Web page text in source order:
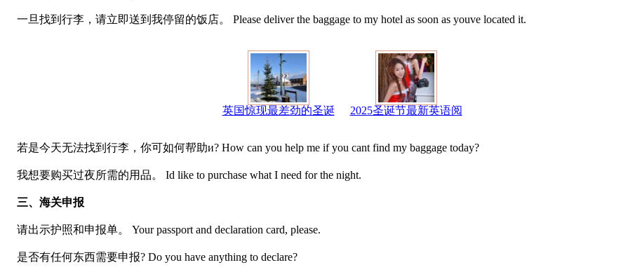
一旦找到行李，请立即送到我停留的饭店。 Please deliver the baggage to my hotel as soon as youve located it.
英国惊现最差劲的圣诞 2025圣诞节最新英语阅
若是今天无法找到行李，你可如何帮助и? How can you help me if you cant find my baggage today?
我想要购买过夜所需的用品。 Id like to purchase what I need for the night.
三、海关申报
请出示护照和申报单。 Your passport and declaration card, please.
是否有任何东西需要申报? Do you have anything to declare?